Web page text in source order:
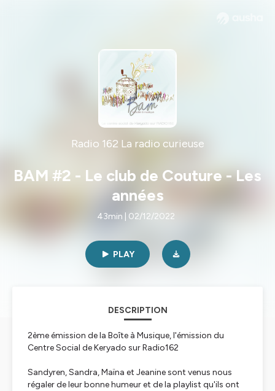
Radio 162 La radio curieuse
BAM #2 - Le club de Couture - Les
années
43min | 02/12/2022
PLAY
DESCRIPTION
2ème émission de la Boîte à Musique, l'émission du
Centre Social de Keryado sur Radio162
Sandyren, Sandra, Maïna et Jeanine sont venus nous
régaler de leur bonne humeur et de la playlist qu'ils ont